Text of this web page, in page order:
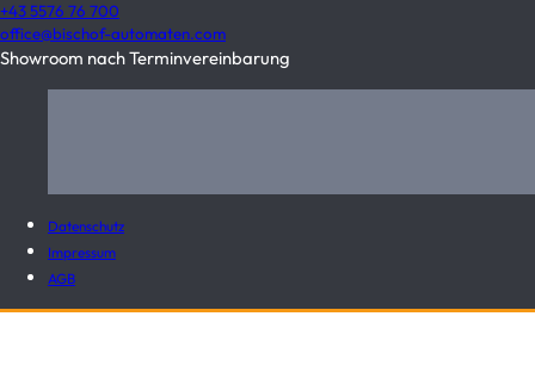
+43 5576 76 700
office@bischof-automaten.com
Showroom nach Terminvereinbarung
Datenschutz
Impressum
AGB